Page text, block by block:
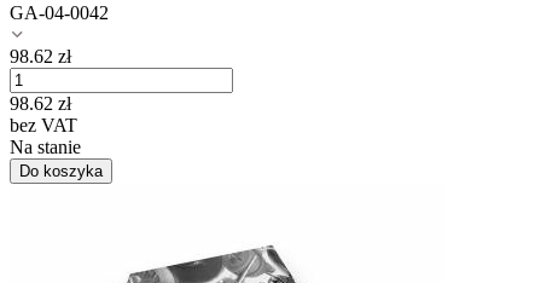
GA-04-0042
98.62 zł
98.62 zł
bez VAT
Na stanie
Do koszyka